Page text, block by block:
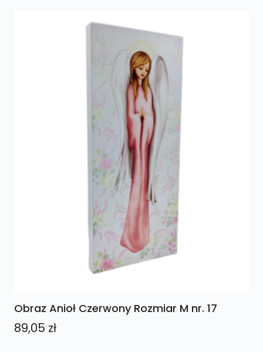
Obraz Anioł Czerwony Rozmiar M nr. 17
89,05 zł